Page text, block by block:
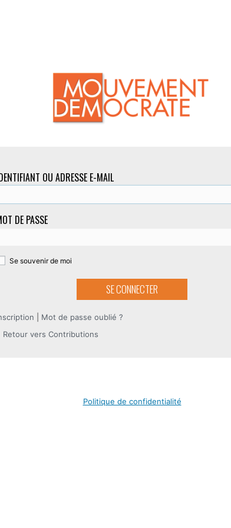
OU ADRESSE E-MAIL
DE PASSE
Se souvenir de moi
Mot de passe oublié ?
vers Contributions
Politique de confidentialité